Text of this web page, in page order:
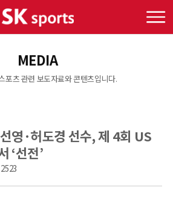
MEDIA
포츠 관련 보도자료와 콘텐츠입니다.
영·허도경 선수, 제 4회 US
‘선전’
2523